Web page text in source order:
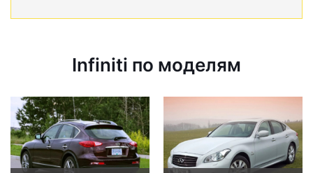
Infiniti по моделям